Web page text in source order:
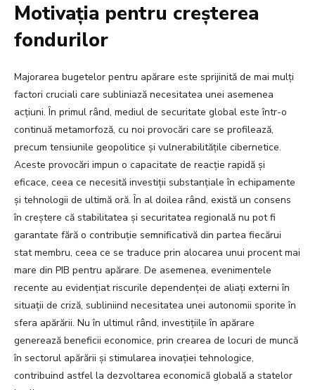
Motivația pentru creșterea
fondurilor
Majorarea bugetelor pentru apărare este sprijinită de mai mulți
factori cruciali care subliniază necesitatea unei asemenea
acțiuni. În primul rând, mediul de securitate global este într-o
continuă metamorfoză, cu noi provocări care se profilează,
precum tensiunile geopolitice și vulnerabilitățile cibernetice.
Aceste provocări impun o capacitate de reacție rapidă și
eficace, ceea ce necesită investiții substanțiale în echipamente
și tehnologii de ultimă oră. În al doilea rând, există un consens
în creștere că stabilitatea și securitatea regională nu pot fi
garantate fără o contribuție semnificativă din partea fiecărui
stat membru, ceea ce se traduce prin alocarea unui procent mai
mare din PIB pentru apărare. De asemenea, evenimentele
recente au evidențiat riscurile dependenței de aliați externi în
situații de criză, subliniind necesitatea unei autonomii sporite în
sfera apărării. Nu în ultimul rând, investițiile în apărare
generează beneficii economice, prin crearea de locuri de muncă
în sectorul apărării și stimularea inovației tehnologice,
contribuind astfel la dezvoltarea economică globală a statelor